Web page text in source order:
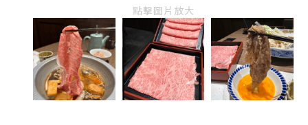
點擊圖片放大